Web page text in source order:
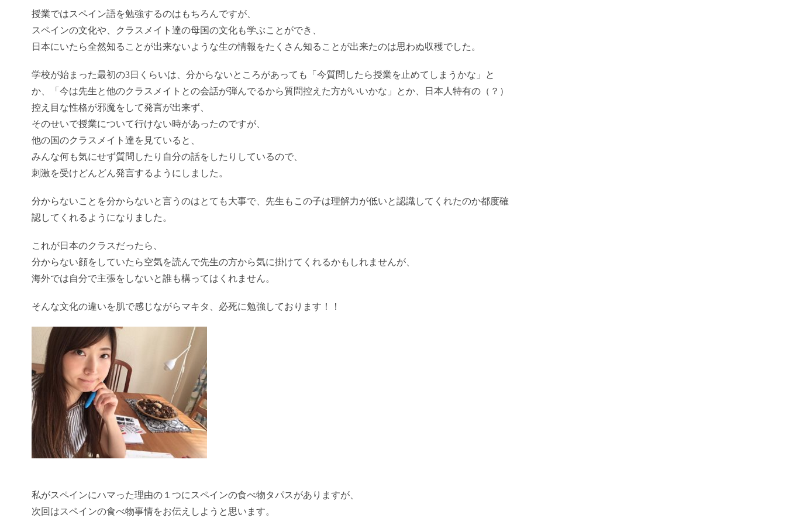
授業ではスペイン語を勉強するのはもちろんですが、
スペインの文化や、クラスメイト達の母国の文化も学ぶことができ、
日本にいたら全然知ることが出来ないような生の情報をたくさん知ることが出来たのは思わぬ収穫でした。
学校が始まった最初の3日くらいは、分からないところがあっても「今質問したら授業を止めてしまうかな」と
か、「今は先生と他のクラスメイトとの会話が弾んでるから質問控えた方がいいかな」とか、日本人特有の（？）
控え目な性格が邪魔をして発言が出来ず、
そのせいで授業について行けない時があったのですが、
他の国のクラスメイト達を見ていると、
みんな何も気にせず質問したり自分の話をしたりしているので、
刺激を受けどんどん発言するようにしました。
分からないことを分からないと言うのはとても大事で、先生もこの子は理解力が低いと認識してくれたのか都度確
認してくれるようになりました。
これが日本のクラスだったら、
分からない顔をしていたら空気を読んで先生の方から気に掛けてくれるかもしれませんが、
海外では自分で主張をしないと誰も構ってはくれません。
そんな文化の違いを肌で感じながらマキタ、必死に勉強しております！！
私がスペインにハマった理由の１つにスペインの食べ物タパスがありますが、
次回はスペインの食べ物事情をお伝えしようと思います。